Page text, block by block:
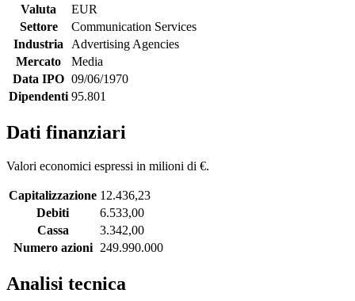
Valuta
EUR
Settore
Communication Services
Industria Advertising Agencies
Mercato
Media
Data IPO 09/06/1970
Dipendenti 95.801
Dati finanziari
Valori economici espressi in milioni di €.
Capitalizzazione 12.436,23
Debiti
6.533,00
Cassa
3.342,00
Numero azioni
249.990.000
Analisi tecnica